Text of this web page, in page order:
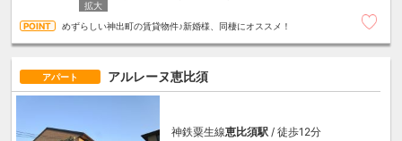
めずらしい神出町の賃貸物件♪新婚様、同棲にオススメ！
アパート アルレーヌ恵比須
神鉄粟生線恵比須駅/ 徒歩12分